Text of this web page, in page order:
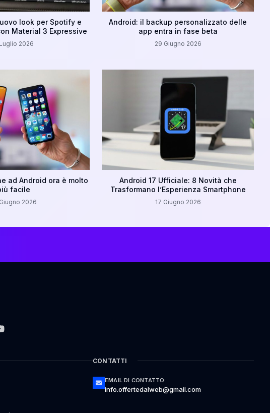
look per Spotify e
Material 3 Expressive
2026
Android: il backup personalizzato delle
app entra in fase beta
29 Giugno 2026
ad Android ora è molto
facile
2026
Android 17 Ufficiale: 8 Novità che
Trasformano l’Esperienza Smartphone
17 Giugno 2026
CONTATTI
EMAIL DI CONTATTO:
info.offertedalweb@gmail.com